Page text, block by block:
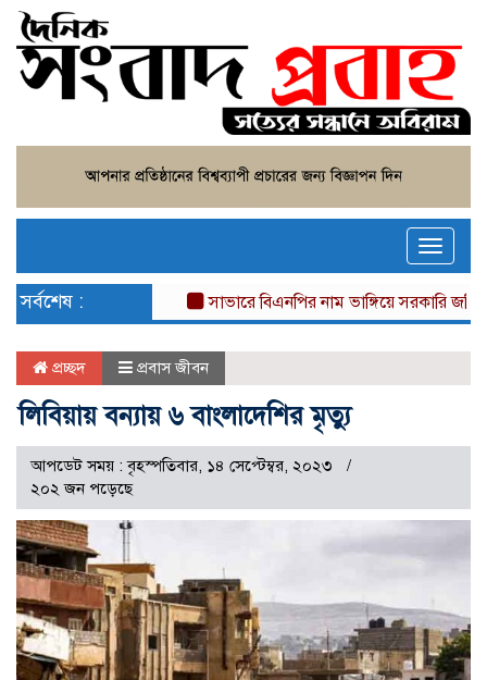
Toggle
সর্বশেষ : সাভারে বিএনপির নাম ভাঙ্গিয়ে সরকারি জমি
প্রচ্ছদ প্রবাস জীবন
লিবিয়ায় বন্যায় ৬ বাংলাদেশির মৃত্যু
আপডেট সময় : বৃহস্পতিবার, ১৪ সেপ্টেম্বর, ২০২৩
২০২ জন পড়েছে